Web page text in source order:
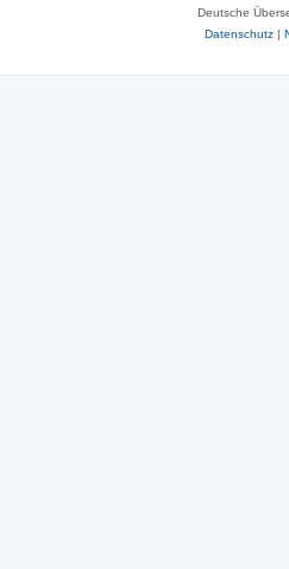
Deutsche
Datenschutz|